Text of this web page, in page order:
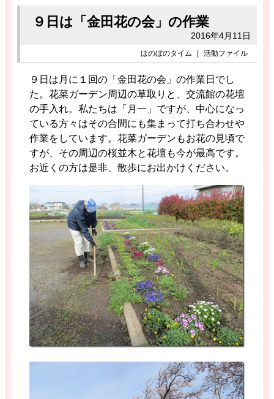
９日は「金田花の会」の作業
2016年4月11日
ほのぼのタイム 活動ファイル
９日は月に１回の「金田花の会」の作業日でし
た。花菜ガーデン周辺の草取りと、交流館の花壇
の手入れ。私たちは「月一」ですが、中心になっ
ている方々はその合間にも集まって打ち合わせや
作業をしています。花菜ガーデンもお花の見頃で
すが、その周辺の桜並木と花壇も今が最高です。
お近くの方は是非、散歩にお出かけください。